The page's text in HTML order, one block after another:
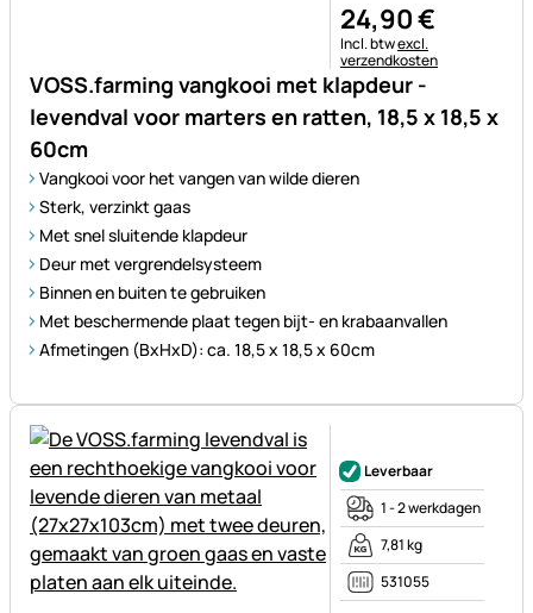
VOSS.farming vangkooi met klapdeur -
levendval voor marters en ratten, 18,5 x 18,5 x
60cm
Vangkooi voor het vangen van wilde dieren
Sterk, verzinkt gaas
Met snel sluitende klapdeur
Deur met vergrendelsysteem
Binnen en buiten te gebruiken
Met beschermende plaat tegen bijt- en krabaanvallen
Afmetingen (BxHxD): ca. 18,5 x 18,5 x 60cm
24,90€
Belastinginformatie:
Incl. btwexcl.
verzendkosten
Leverbaar
1 - 2 werkdagen
7,81 kg
531055